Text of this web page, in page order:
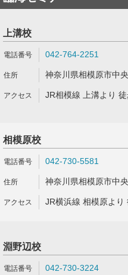
上溝校
042-764-2251
神奈川県相模原市中
JR相模線 上溝より
相模原校
042-730-5581
神奈川県相模原市中
JR横浜線 相模原より
淵野辺校
042-730-3224